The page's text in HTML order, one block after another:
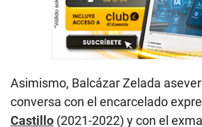
Asimismo, Balcázar Zelada
conversa con el encarcelado
Castillo (2021-2022) y con el